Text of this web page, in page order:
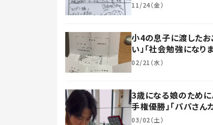
11/24（金）
小4の息子に渡した
い」「社会勉強になり
02/21（水）
3歳になる娘のため
手権優勝」「パパさん
03/02（土）